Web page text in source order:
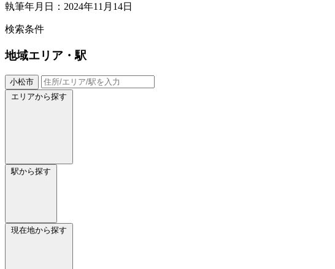
執筆年月日：2024年11月14日
検索条件
地域エリア・駅
小松市
エリアから探す
駅から探す
現在地から探す